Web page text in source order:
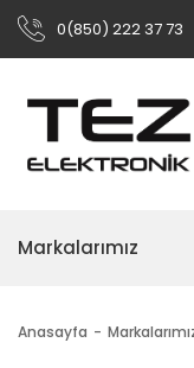
0(850) 222 37 73
Markalarımız
Anasayfa